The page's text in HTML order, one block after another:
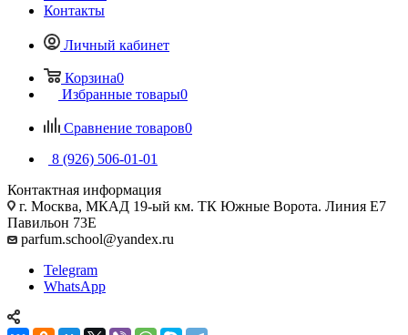
Контакты
Личный кабинет
Корзина0
Избранные товары0
Сравнение товаров0
8 (926) 506-01-01
Контактная информация
г. Москва, МКАД 19-ый км. ТК Южные Ворота. Линия Е7
Павильон 73Е
parfum.school@yandex.ru
Telegram
WhatsApp